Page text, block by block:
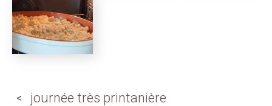
journée très printanière